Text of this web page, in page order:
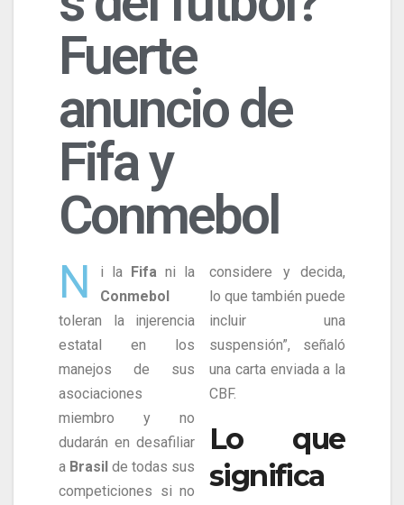
Fuerte
anuncio de
Fifa y
Conmebol
N i la Fifa ni la
Conmebol
toleran la injerencia
estatal en los
manejos de sus
asociaciones
miembro y no
dudarán en desafiliar
a Brasil de todas sus
competiciones si no
considere y decida,
lo que también puede
incluir una
suspensión”, señaló
una carta enviada a la
CBF.
Lo que
significa